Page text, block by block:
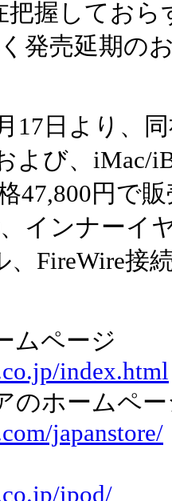
把握してお
発売延期の
17日より、
よび、iMac/
47,800円で
、インナーイ
、FireWire接
ムページ
index.html
のホームペ
japanstore/
ipod/